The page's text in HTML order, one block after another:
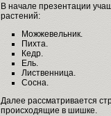
В начале презентации
растений:
Можжевельник.
Пихта.
Кедр.
Ель.
Лиственница.
Сосна.
Далее рассматривается
происходящие в шишке.